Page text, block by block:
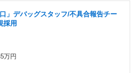
」デバッグスタッフ/不具合報告チー
採用
万円